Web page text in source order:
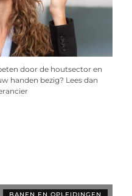
door de houtsector en
handen bezig? Lees dan